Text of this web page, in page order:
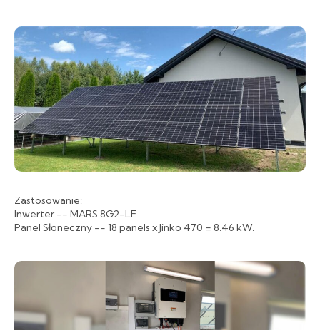
Zastosowanie:
Inwerter -- MARS 8G2-LE
Panel Słoneczny -- 18 panels x Jinko 470 = 8.46 kW.